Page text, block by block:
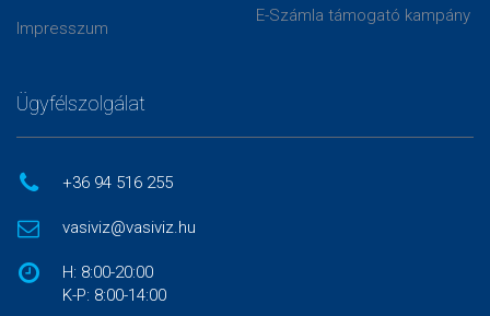
Impresszum
E-Számla támogató kampány
Ügyfélszolgálat
+36 94 516 255
vasiviz@vasiviz.hu
H: 8:00-20:00
K-P: 8:00-14:00